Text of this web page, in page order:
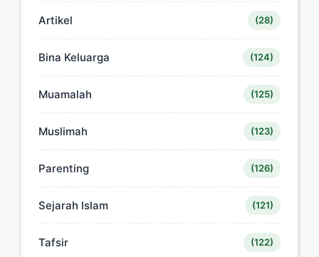
Artikel (28)
Bina Keluarga (124)
Muamalah (125)
Muslimah (123)
Parenting (126)
Sejarah Islam (121)
Tafsir (122)